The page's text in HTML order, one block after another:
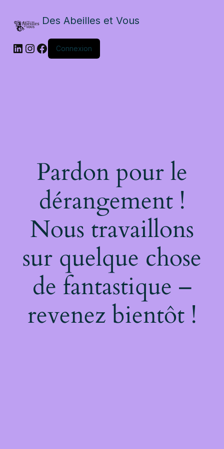
Des Abeilles et Vous
Connexion
Pardon pour le
dérangement !
Nous travaillons
sur quelque chose
de fantastique –
revenez bientôt !